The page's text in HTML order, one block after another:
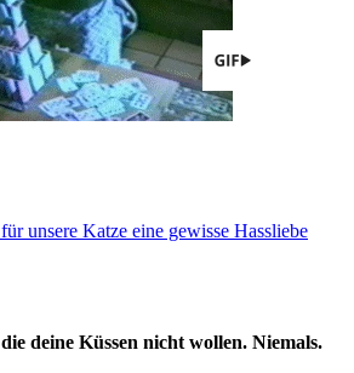
unsere Katze eine gewisse Hassliebe
deine Küssen nicht wollen. Niemals.